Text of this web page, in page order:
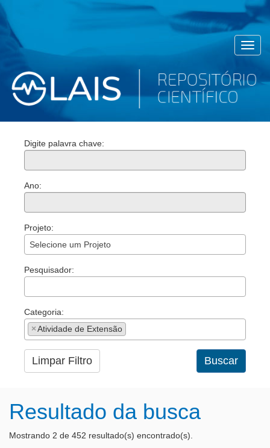
Digite palavra chave:
Ano:
Projeto:
Selecione um Projeto
Pesquisador:
Categoria:
×Atividade de Extensão
Limpar Filtro Buscar
Resultado da busca
Mostrando 2 de 452 resultado(s) encontrado(s).